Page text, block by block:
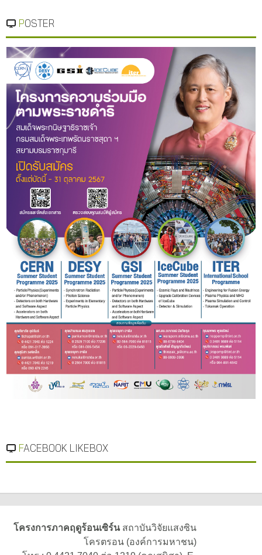
POSTER
FACEBOOK LIKEBOX
โครงการภาคฤดูร้อนเซิร์นสถาบันวิจัยแสงซิน
โครตรอน (องค์การมหาชน)